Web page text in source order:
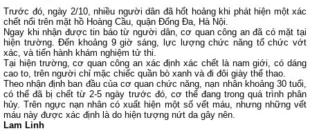
Trước đó, ngày 2/10, nhiều người dân đã hốt hoảng khi phát hiện một xác
chết nổi trên mặt hồ Hoàng Cầu, quận Đống Đa, Hà Nội.
Ngay khi nhận được tin báo từ người dân, cơ quan công an đã có mặt tại
hiện trường. Đến khoảng 9 giờ sáng, lực lượng chức năng tổ chức vớt
xác, và tiến hành khám nghiệm tử thi.
Tại hiện trường, cơ quan công an xác định xác chết là nam giới, có dáng
cao to, trên người chỉ mặc chiếc quần bò xanh và đi đôi giày thể thao.
Theo nhận định ban đầu của cơ quan chức năng, nạn nhân khoảng 30 tuổi,
có thể đã bị chết từ 2-5 ngày trước đó, cơ thể đang trong quá trình phân
hủy. Trên ngực nạn nhân có xuất hiện một số vết máu, nhưng những vết
máu này được xác định là do hiện tượng nứt da gây nên.
Lam Linh